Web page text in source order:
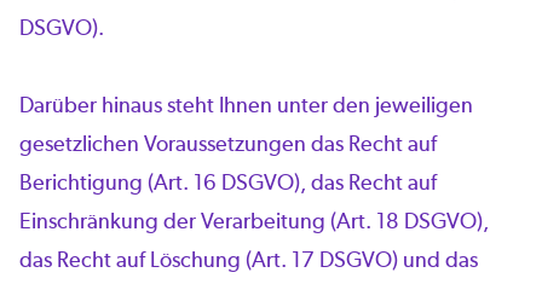
DSGVO).
Darüber hinaus steht Ihnen unter den jeweiligen
gesetzlichen Voraussetzungen das Recht auf
Berichtigung (Art. 16 DSGVO), das Recht auf
Einschränkung der Verarbeitung (Art. 18 DSGVO),
das Recht auf Löschung (Art. 17 DSGVO) und das